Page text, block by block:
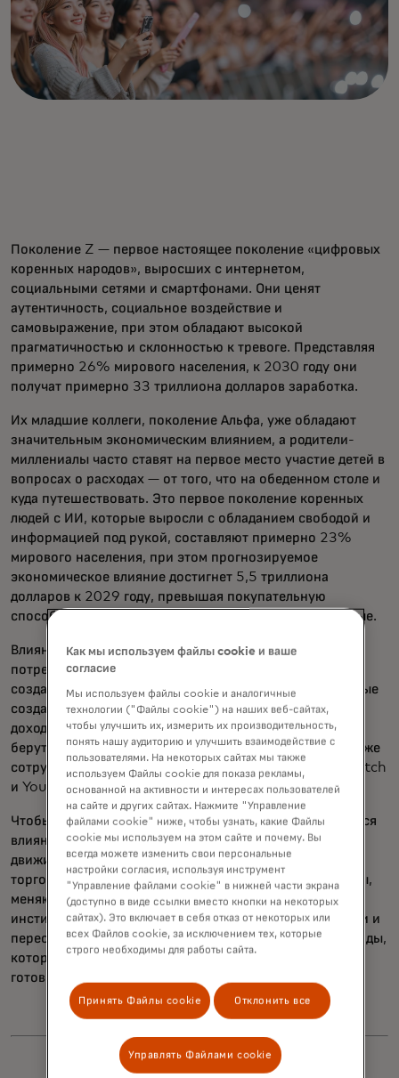
Поколение Z — первое настоящее поколение «цифровых
коренных народов», выросших с интернетом,
социальными сетями и смартфонами. Они ценят
аутентичность, социальное воздействие и
самовыражение, при этом обладают высокой
прагматичностью и склонностью к тревоге. Представляя
примерно 26% мирового населения, к 2030 году они
получат примерно 33 триллиона долларов заработка.
Их младшие коллеги, поколение Альфа, уже обладают
значительным экономическим влиянием, а родители-
миллениалы часто ставят на первое место участие детей в
вопросах о расходах — от того, что на обеденном столе и
куда путешествовать. Это первое поколение коренных
людей с ИИ, которые выросли с обладанием свободой и
информацией под рукой, составляют примерно 23%
мирового населения, при этом прогнозируемое
экономическое влияние достигнет 5,5 триллиона
долларов к 2029 году, превышая покупательную
способность поколения Z и миллениалов вместе взятые.
Влияние больше не течёт только от институтов к
потребителям; Он всё чаще строится с нуля через
создателей, сообщества и коллеги. Каналы, управляемые
создателями, теперь приносят больше рекламных
доходов, чем устаревшие вещатели, а бренды всё чаще
берут культурное направление у молодых авторов и даже
сотрудничают с ними на платформах вроде TikTok, Twitch
и YouTube.
Чтобы помочь брендам понять, где будет формироваться
влияние дальше, в этой статье выделяются шесть
движимых молодёжью сил, которые меняют культуру,
торговлю и ценности. К этим силам относятся фандомы,
меняющие идентичность, создатели, опережающие
институты, ежедневно переосмысливаемые реальности и
переосмысленный эффект через личную свободу. Бренды,
которые вместе с молодежью строят будущее, будут
готовы к росту.
Как мы используем файлы cookie и ваше
согласие
Мы используем файлы cookie и аналогичные
технологии ("Файлы cookie") на наших веб-сайтах,
чтобы улучшить их, измерить их производительность,
понять нашу аудиторию и улучшить взаимодействие с
пользователями. На некоторых сайтах мы также
используем Файлы cookie для показа рекламы,
основанной на активности и интересах пользователей
на сайте и других сайтах. Нажмите "Управление
файлами cookie" ниже, чтобы узнать, какие Файлы
cookie мы используем на этом сайте и почему. Вы
всегда можете изменить свои персональные
настройки согласия, используя инструмент
"Управление файлами cookie" в нижней части экрана
(доступно в виде ссылки вместо кнопки на некоторых
сайтах). Это включает в себя отказ от некоторых или
всех Файлов cookie, за исключением тех, которые
строго необходимы для работы сайта.
Принять Файлы cookie Отклонить все
Управлять Файлами cookie